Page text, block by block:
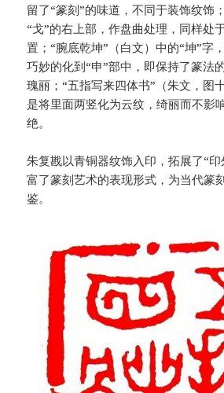
留了“篆刻”的味道，不同于装饰纹饰
“戈”的右上部，作盘曲处理，同样处
置；“腕底乾坤”（白文）中的“坤”字
巧妙的化到“申”部中，即保持了篆法
瑰丽；“五指写来四体书”（朱文，图
是将里面两竖化为云纹，绮丽而不影
绝。
朱复戡以青铜器纹饰入印，拓展了“
富了篆刻艺术的表现形式，为当代篆
鉴。